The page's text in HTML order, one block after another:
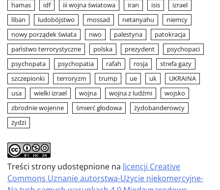
hamas
idf iii wojna światowa iran isis
izrael
liban
ludobójstwo mossad netanyahu
niemcy
nowy porządek świata
nwo palestyna
patokracja
państwo terrorystyczne
polska prezydent
psychopaci
psychopata
psychopatia rafah rosja
strefa gazy
szczepionki
terroryzm trump ue uk
UKRAINA
usa
wielki izrael wojna wojna z ludźmi
wojsko
zbrodnie wojenne
śmierć głodowa
żydobanderowcy
żydzi
Treści strony udostępnione na licencji Creative
Commons Uznanie autorstwa-Użycie niekomercyjne-